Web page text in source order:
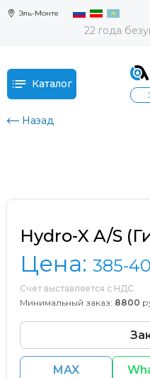
Эль-Монте
22 года
Каталог
Назад
Hydro-X A/S
Цена: 385-
Счет выставляется с НДС
Минимальный заказ: 8800
MAX